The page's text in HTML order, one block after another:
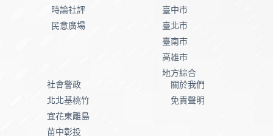
時論社評
民意廣場
臺中市
臺北市
臺南市
高雄市
地方綜合
社會警政
北北基桃竹
宜花東離島
苗中彰投
關於我們
免責聲明